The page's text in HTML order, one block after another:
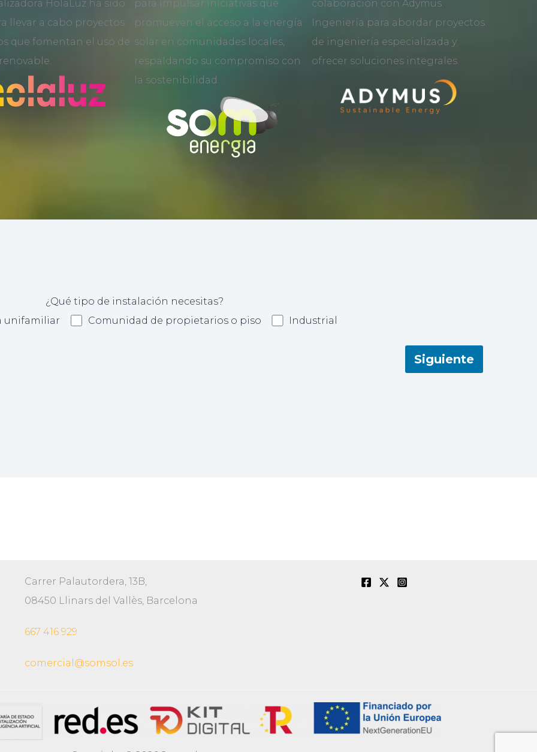
HolaLuz ha sido
llevar a cabo proyectos
que fomentan el uso de
para impulsar iniciativas que
promueven el acceso a la energía
solar en comunidades locales,
respaldando su compromiso con
la sostenibilidad.
colaboración con Adymus
Ingeniería para abordar proyectos
de ingeniería especializada y
ofrecer soluciones integrales.
¿Qué tipo de instalación necesitas?
unifamiliar
Comunidad de propietarios o piso Industrial
Siguiente
Carrer Palautordera, 13B,
08450 Llinars del Vallès, Barcelona
667 416 929
comercial@somsol.es